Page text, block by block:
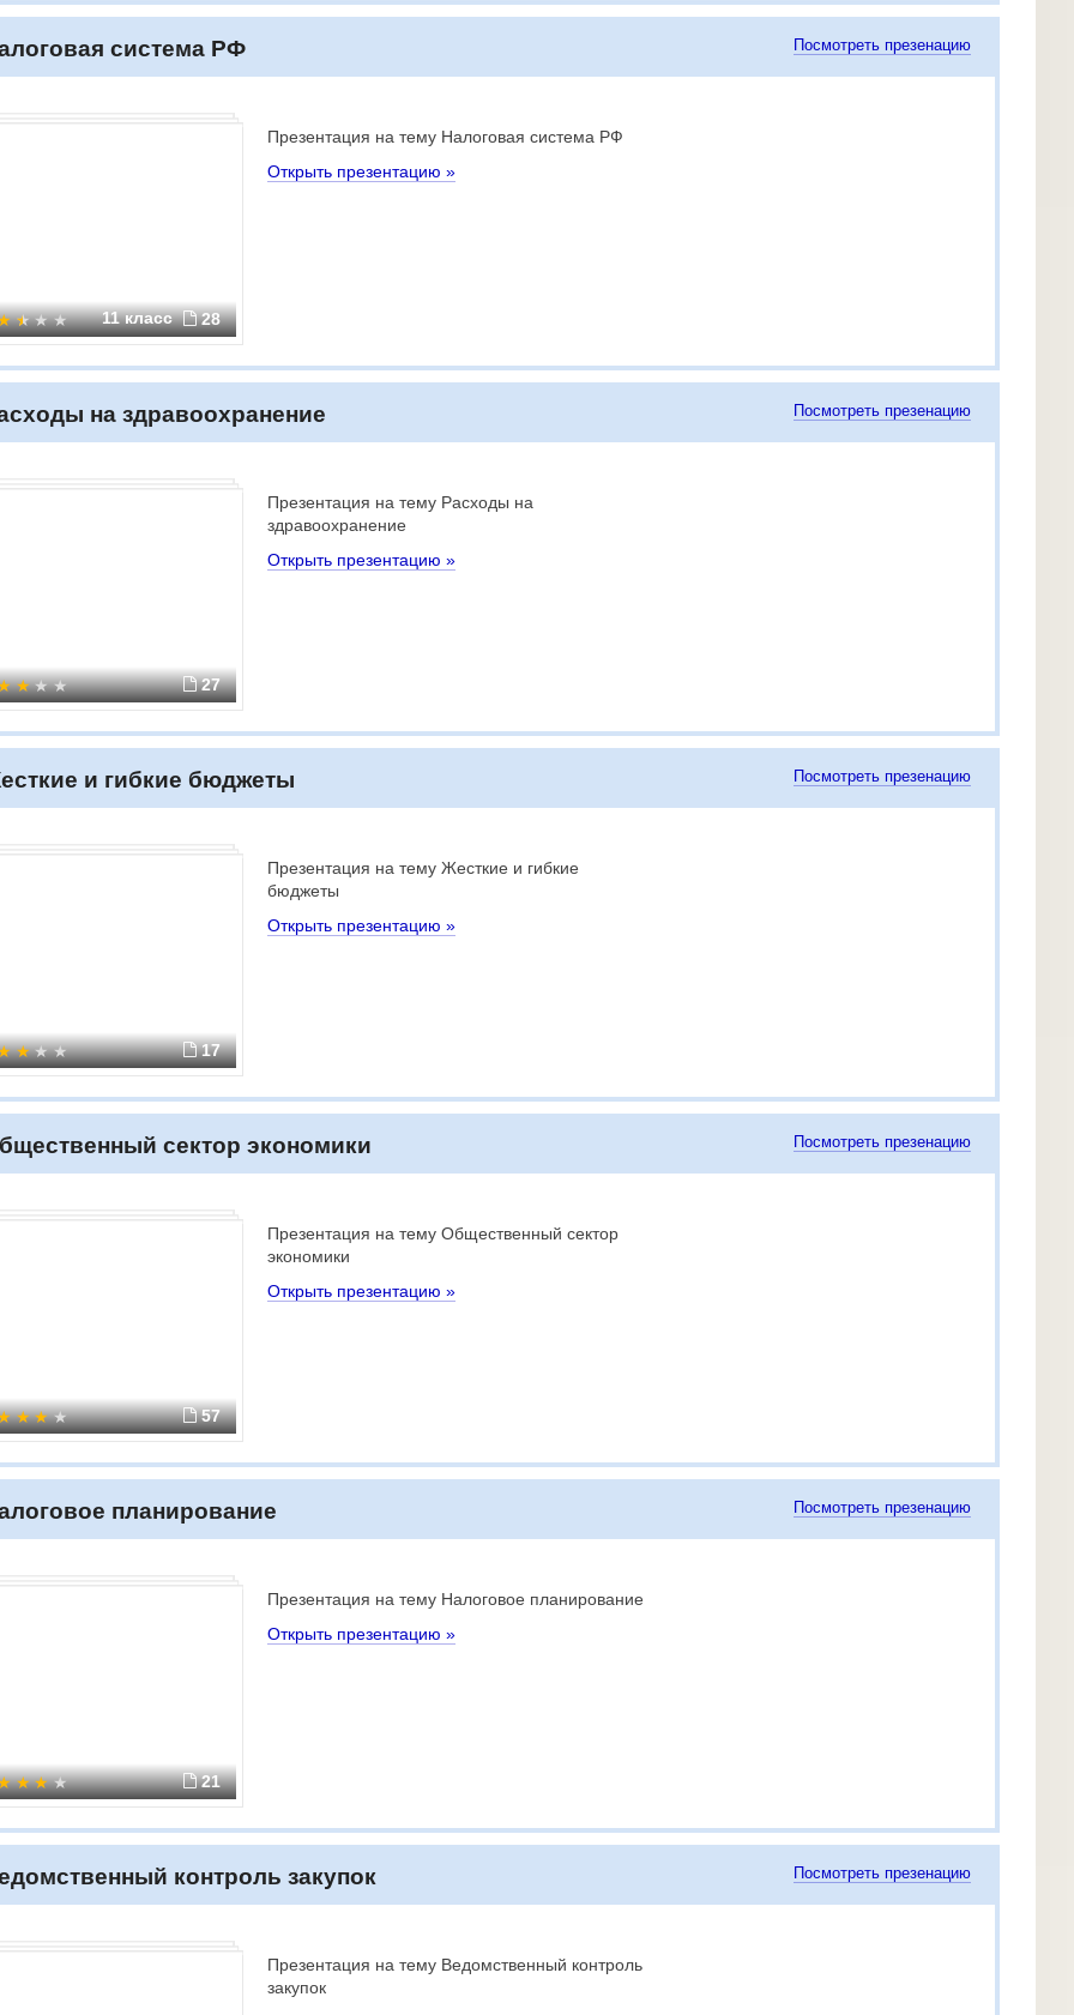
система РФ Посмотреть презенацию
11 класс 28
Презентация на тему Налоговая система РФ
Открыть презентацию »
на здравоохранение Посмотреть презенацию
27
Презентация на тему Расходы на
здравоохранение
Открыть презентацию »
и гибкие бюджеты Посмотреть презенацию
17
Презентация на тему Жесткие и гибкие
бюджеты
Открыть презентацию »
сектор экономики Посмотреть презенацию
57
Презентация на тему Общественный сектор
экономики
Открыть презентацию »
планирование Посмотреть презенацию
21
Презентация на тему Налоговое планирование
Открыть презентацию »
контроль закупок Посмотреть презенацию
Презентация на тему Ведомственный контроль
закупок